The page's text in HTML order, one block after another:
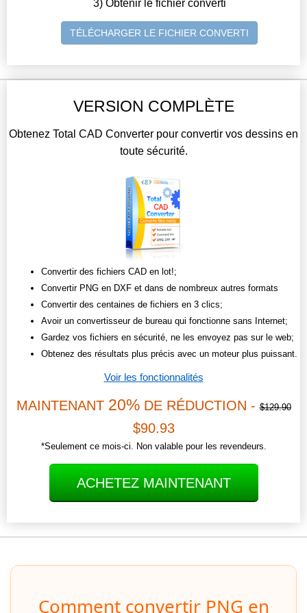
3) Obtenir le fichier converti
TÉLÉCHARGER LE FICHIER CONVERTI
VERSION COMPLÈTE
Obtenez Total CAD Converter pour convertir vos dessins en
toute sécurité.
Convertir des fichiers CAD en lot!;
Convertir PNG en DXF et dans de nombreux autres formats
Convertir des centaines de fichiers en 3 clics;
Avoir un convertisseur de bureau qui fonctionne sans Internet;
Gardez vos fichiers en sécurité, ne les envoyez pas sur le web;
Obtenez des résultats plus précis avec un moteur plus puissant.
Voir les fonctionnalités
MAINTENANT 20%DE RÉDUCTION -$129.90
$90.93
*Seulement ce mois-ci. Non valable pour les revendeurs.
ACHETEZ MAINTENANT
Comment convertir PNG en